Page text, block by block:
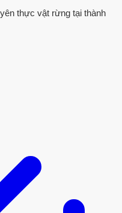
thực vật rừng tại thành